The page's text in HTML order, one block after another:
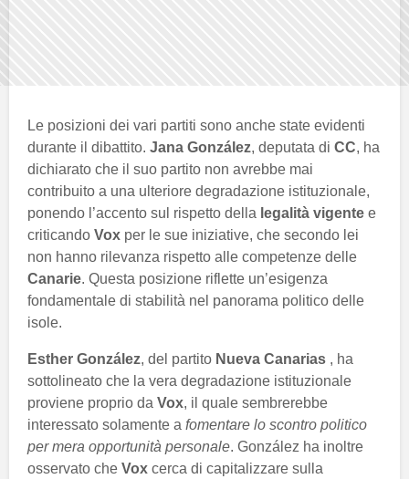
Le posizioni dei vari partiti sono anche state evidenti
durante il dibattito. Jana González, deputata di CC, ha
dichiarato che il suo partito non avrebbe mai
contribuito a una ulteriore degradazione istituzionale,
ponendo l’accento sul rispetto della legalità vigente e
criticando Vox per le sue iniziative, che secondo lei
non hanno rilevanza rispetto alle competenze delle
Canarie. Questa posizione riflette un’esigenza
fondamentale di stabilità nel panorama politico delle
isole.
Esther González, del partito Nueva Canarias , ha
sottolineato che la vera degradazione istituzionale
proviene proprio da Vox, il quale sembrerebbe
interessato solamente a fomentare lo scontro politico
per mera opportunità personale. González ha inoltre
osservato che Vox cerca di capitalizzare sulla